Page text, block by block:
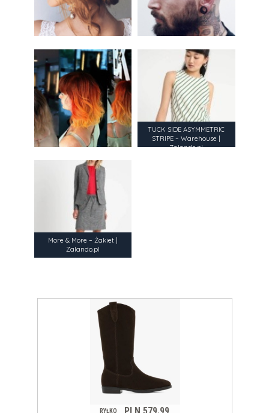
TUCK SIDE ASYMMETRIC
STRIPE – Warehouse |
Zalando.pl
More & More – Żakiet |
Zalando.pl